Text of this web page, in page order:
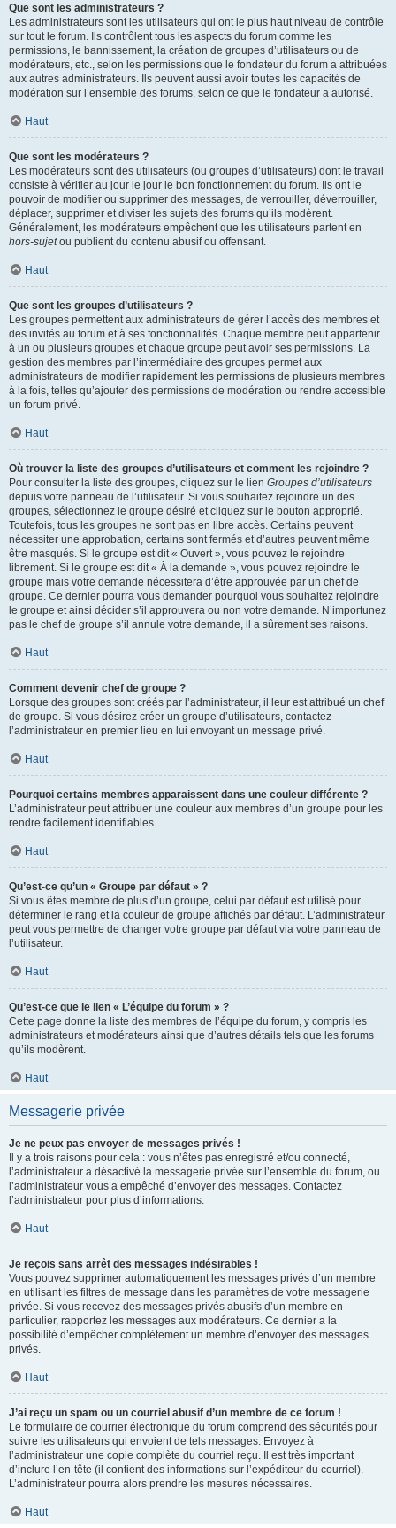
Que sont les administrateurs ?
Les administrateurs sont les utilisateurs qui ont le plus haut niveau de contrôle
sur tout le forum. Ils contrôlent tous les aspects du forum comme les
permissions, le bannissement, la création de groupes d’utilisateurs ou de
modérateurs, etc., selon les permissions que le fondateur du forum a attribuées
aux autres administrateurs. Ils peuvent aussi avoir toutes les capacités de
modération sur l’ensemble des forums, selon ce que le fondateur a autorisé.
Haut
Que sont les modérateurs ?
Les modérateurs sont des utilisateurs (ou groupes d’utilisateurs) dont le travail
consiste à vérifier au jour le jour le bon fonctionnement du forum. Ils ont le
pouvoir de modifier ou supprimer des messages, de verrouiller, déverrouiller,
déplacer, supprimer et diviser les sujets des forums qu’ils modèrent.
Généralement, les modérateurs empêchent que les utilisateurs partent en
hors-sujetou publient du contenu abusif ou offensant.
Haut
Que sont les groupes d’utilisateurs ?
Les groupes permettent aux administrateurs de gérer l’accès des membres et
des invités au forum et à ses fonctionnalités. Chaque membre peut appartenir
à un ou plusieurs groupes et chaque groupe peut avoir ses permissions. La
gestion des membres par l’intermédiaire des groupes permet aux
administrateurs de modifier rapidement les permissions de plusieurs membres
à la fois, telles qu’ajouter des permissions de modération ou rendre accessible
un forum privé.
Haut
Où trouver la liste des groupes d’utilisateurs et comment les rejoindre ?
Pour consulter la liste des groupes, cliquez sur le lien Groupes d’utilisateurs
depuis votre panneau de l’utilisateur. Si vous souhaitez rejoindre un des
groupes, sélectionnez le groupe désiré et cliquez sur le bouton approprié.
Toutefois, tous les groupes ne sont pas en libre accès. Certains peuvent
nécessiter une approbation, certains sont fermés et d’autres peuvent même
être masqués. Si le groupe est dit « Ouvert », vous pouvez le rejoindre
librement. Si le groupe est dit « À la demande », vous pouvez rejoindre le
groupe mais votre demande nécessitera d’être approuvée par un chef de
groupe. Ce dernier pourra vous demander pourquoi vous souhaitez rejoindre
le groupe et ainsi décider s’il approuvera ou non votre demande. N’importunez
pas le chef de groupe s’il annule votre demande, il a sûrement ses raisons.
Haut
Comment devenir chef de groupe ?
Lorsque des groupes sont créés par l’administrateur, il leur est attribué un chef
de groupe. Si vous désirez créer un groupe d’utilisateurs, contactez
l’administrateur en premier lieu en lui envoyant un message privé.
Haut
Pourquoi certains membres apparaissent dans une couleur différente ?
L’administrateur peut attribuer une couleur aux membres d’un groupe pour les
rendre facilement identifiables.
Haut
Qu’est-ce qu’un « Groupe par défaut » ?
Si vous êtes membre de plus d’un groupe, celui par défaut est utilisé pour
déterminer le rang et la couleur de groupe affichés par défaut. L’administrateur
peut vous permettre de changer votre groupe par défaut via votre panneau de
l’utilisateur.
Haut
Qu’est-ce que le lien « L’équipe du forum » ?
Cette page donne la liste des membres de l’équipe du forum, y compris les
administrateurs et modérateurs ainsi que d’autres détails tels que les forums
qu’ils modèrent.
Haut
Messagerie privée
Je ne peux pas envoyer de messages privés !
Il y a trois raisons pour cela : vous n’êtes pas enregistré et/ou connecté,
l’administrateur a désactivé la messagerie privée sur l’ensemble du forum, ou
l’administrateur vous a empêché d’envoyer des messages. Contactez
l’administrateur pour plus d’informations.
Haut
Je reçois sans arrêt des messages indésirables !
Vous pouvez supprimer automatiquement les messages privés d’un membre
en utilisant les filtres de message dans les paramètres de votre messagerie
privée. Si vous recevez des messages privés abusifs d’un membre en
particulier, rapportez les messages aux modérateurs. Ce dernier a la
possibilité d’empêcher complètement un membre d’envoyer des messages
privés.
Haut
J’ai reçu un spam ou un courriel abusif d’un membre de ce forum !
Le formulaire de courrier électronique du forum comprend des sécurités pour
suivre les utilisateurs qui envoient de tels messages. Envoyez à
l’administrateur une copie complète du courriel reçu. Il est très important
d’inclure l’en-tête (il contient des informations sur l’expéditeur du courriel).
L’administrateur pourra alors prendre les mesures nécessaires.
Haut